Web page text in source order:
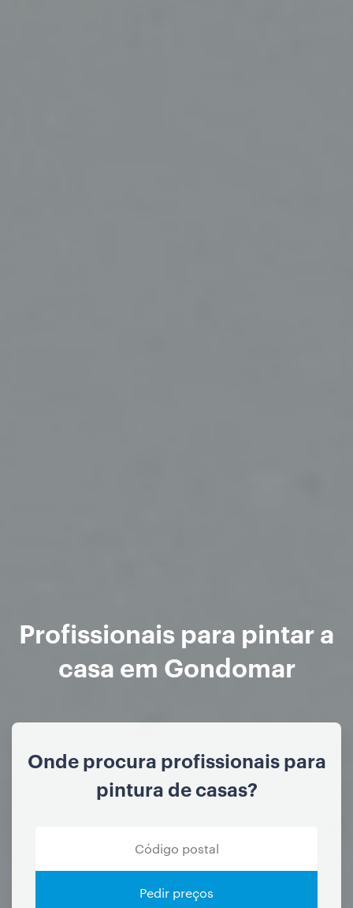
Profissionais para pintar a
casa em Gondomar
Onde procura profissionais para
pintura de casas?
Pedir preços